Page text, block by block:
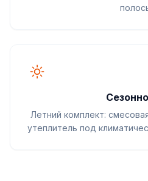
Летний комплект:
утеплитель под